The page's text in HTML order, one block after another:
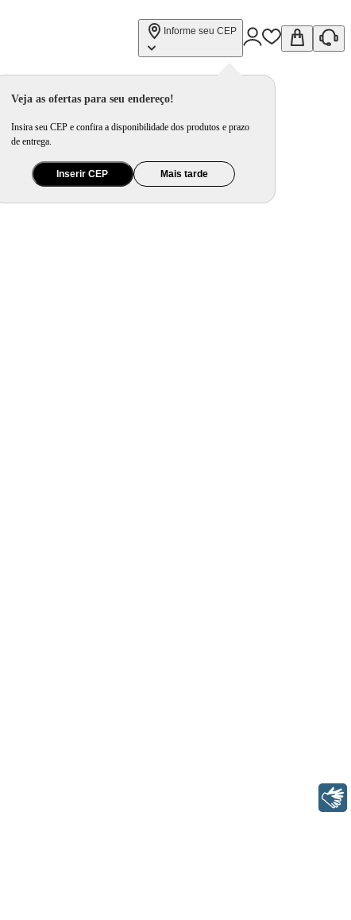
Informe seu CEP
Veja as ofertas para seu endereço!
Insira seu CEP e confira a disponibilidade dos produtos e prazo
de entrega.
Inserir CEP Mais tarde